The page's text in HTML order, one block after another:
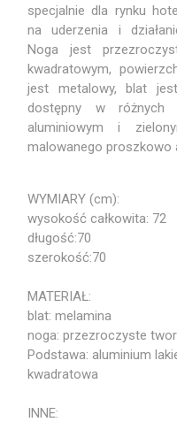
specjalnie dla rynku
na uderzenia i
Noga jest
kwadratowym,
jest metalowy, blat
dostępny w różnych
aluminiowym i
malowanego proszkowo
WYMIARY (cm):
wysokość całkowita: 72
długość:70
szerokość:70
MATERIAŁ:
blat: melamina
noga: przezroczyste
Podstawa: aluminium
kwadratowa
INNE: